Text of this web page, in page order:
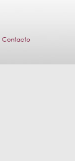
Contacto